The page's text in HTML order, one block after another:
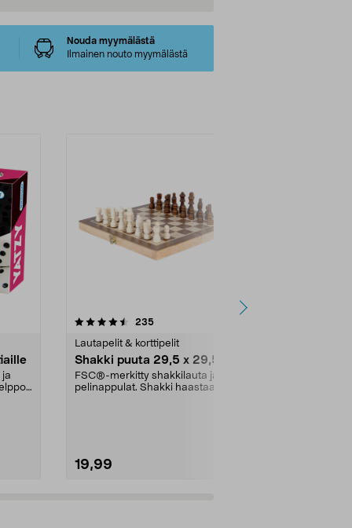
Nouda myymälästä
Ilmainen nouto myymälästä
ja
235arvostelut
Lautapelit & korttipelit
Shakki puuta 29,5 x 29,5 cm
FSC®-merkitty shakkilauta ja
pelinappulat. Shakki haastaa
19,99
5.0 viidestä